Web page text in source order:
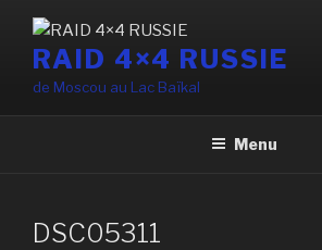
contenu
principal
RAID 4×4 RUSSIE
de Moscou au Lac Baïkal
Menu
DSC05311